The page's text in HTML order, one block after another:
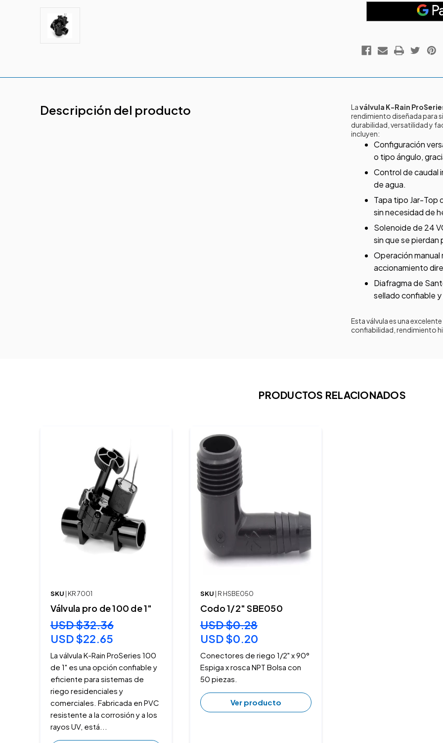
Descripción del producto Laválvula K-Rain
rendimiento diseñada para
durabilidad, versatilidad y
incluyen:
Configuración
o tipo ángulo,
Control de caudal
de agua.
Tapa tipo Jar-Top
sin necesidad de
Solenoide de 24
sin que se pierdan
Operación
accionamiento
Diafragma de
sellado confiable y
Esta válvula es una
confiabilidad, rendimiento
PRODUCTOS RELACIONADOS
SKU | KR 7001
Válvula pro de 100 de 1"
USD $32.36
USD $22.65
La válvula K-Rain ProSeries 100
de 1" es una opción confiable y
eficiente para sistemas de
riego residenciales y
comerciales. Fabricada en PVC
resistente a la corrosión y a los
rayos UV, está...
SKU | R HSBE050
Codo 1/2" SBE050
USD $0.28
USD $0.20
Conectores de riego 1/2" x 90°
Espiga x rosca NPT Bolsa con
50 piezas.
Ver producto